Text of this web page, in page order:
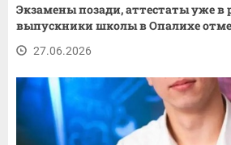
Экзамены позади, аттестаты уже в
выпускники школы в Опалихе
27.06.2026